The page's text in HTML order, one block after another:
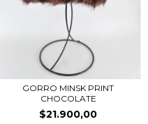
GORRO MINSK PRINT
CHOCOLATE
$21.900,00